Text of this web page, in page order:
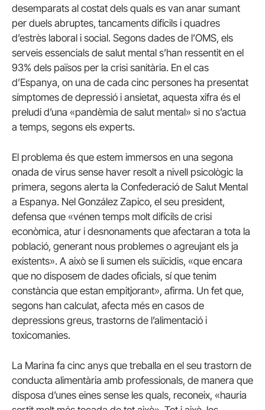
desemparats al costat dels quals es van anar sumant
per duels abruptes, tancaments difícils i quadres
d’estrès laboral i social. Segons dades de l’OMS, els
serveis essencials de salut mental s’han ressentit en el
93% dels països per la crisi sanitària. En el cas
d’Espanya, on una de cada cinc persones ha presentat
símptomes de depressió i ansietat, aquesta xifra és el
preludi d’una «pandèmia de salut mental» si no s’actua
a temps, segons els experts.
El problema és que estem immersos en una segona
onada de virus sense haver resolt a nivell psicològic la
primera, segons alerta la Confederació de Salut Mental
a Espanya. Nel González Zapico, el seu president,
defensa que «vénen temps molt difícils de crisi
econòmica, atur i desnonaments que afectaran a tota la
població, generant nous problemes o agreujant els ja
existents». A això se li sumen els suïcidis, «que encara
que no disposem de dades oficials, sí que tenim
constància que estan empitjorant», afirma. Un fet que,
segons han calculat, afecta més en casos de
depressions greus, trastorns de l’alimentació i
toxicomanies.
La Marina fa cinc anys que treballa en el seu trastorn de
conducta alimentària amb professionals, de manera que
disposa d’unes eines sense les quals, reconeix, «hauria